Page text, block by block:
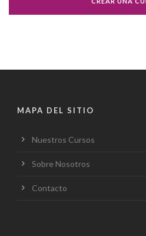
MAPA DEL SITIO
Nuestros Cursos
Sobre Nosotros
Contacto